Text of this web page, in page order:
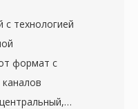
law и mu-law.
и
технологией
формат с